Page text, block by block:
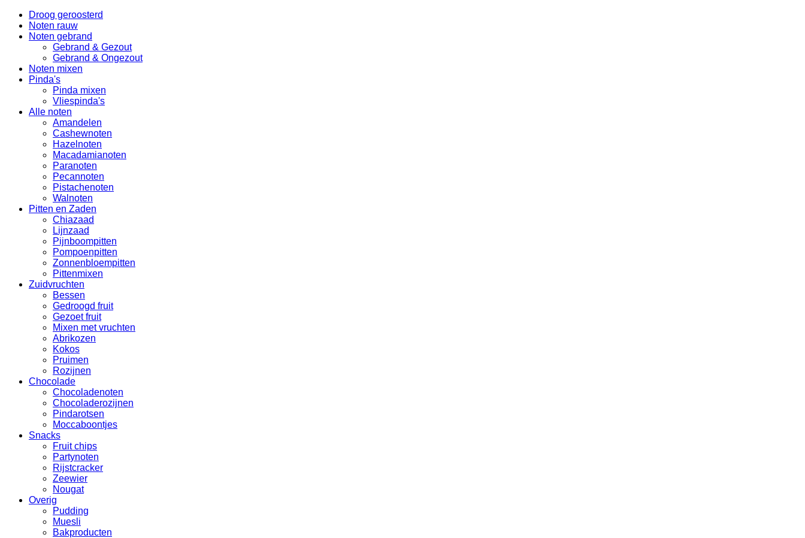
Droog geroosterd
Noten rauw
Noten gebrand
Gebrand & Gezout
Gebrand & Ongezout
Noten mixen
Pinda's
Pinda mixen
Vliespinda's
Alle noten
Amandelen
Cashewnoten
Hazelnoten
Macadamianoten
Paranoten
Pecannoten
Pistachenoten
Walnoten
Pitten en Zaden
Chiazaad
Lijnzaad
Pijnboompitten
Pompoenpitten
Zonnenbloempitten
Pittenmixen
Zuidvruchten
Bessen
Gedroogd fruit
Gezoet fruit
Mixen met vruchten
Abrikozen
Kokos
Pruimen
Rozijnen
Chocolade
Chocoladenoten
Chocoladerozijnen
Pindarotsen
Moccaboontjes
Snacks
Fruit chips
Partynoten
Rijstcracker
Zeewier
Nougat
Overig
Pudding
Muesli
Bakproducten